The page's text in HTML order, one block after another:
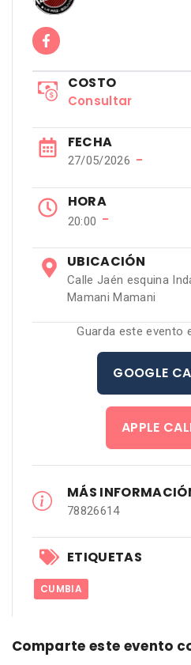
COSTO
Consultar
FECHA
27/05/2026 −
HORA
20:00 −
UBICACIÓN
Calle Jaén esquina
Mamani Mamani
Guarda este evento
GOOGLE
APPLE
MÁS
78826614
ETIQUETAS
CUMBIA
Comparte este evento